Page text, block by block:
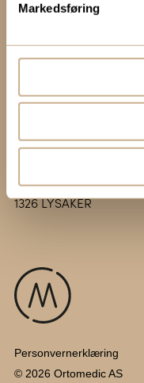
Markedsføring
+47 67 51 86 00
Vollsveien 13 E
Postboks 317
1326 LYSAKER
Personvernerklæring
© 2026 Ortomedic AS